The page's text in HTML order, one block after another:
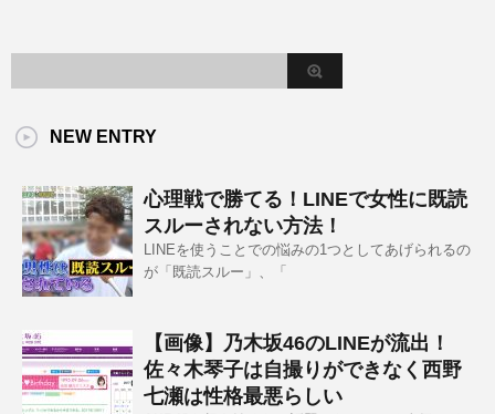
NEW ENTRY
心理戦で勝てる！LINEで女性に既読
スルーされない方法！
LINEを使うことでの悩みの1つとしてあげられるの
が「既読スルー」、「
【画像】乃木坂46のLINEが流出！
佐々木琴子は自撮りができなく西野
七瀬は性格最悪らしい